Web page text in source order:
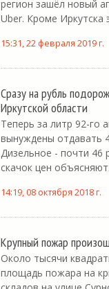
регион зашёл новый
Uber. Кроме Иркутска
15:31, 22 февраля 2019 г.
Сразу на рубль
Иркутской области
Теперь за литр 92-го
вынуждены отдавать
Дизельное - почти 46
скачок цен
14:19, 08 октября 2018 г.
Крупный пожар
Около тысячи
площадь пожара на